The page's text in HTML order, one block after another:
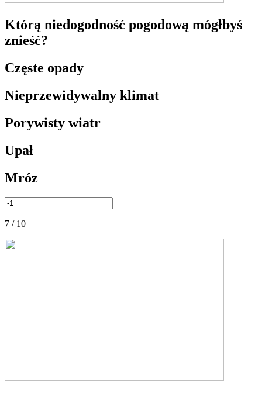
Którą niedogodność pogodową mógłbyś
znieść?
Częste opady
Nieprzewidywalny klimat
Porywisty wiatr
Upał
Mróz
7 / 10